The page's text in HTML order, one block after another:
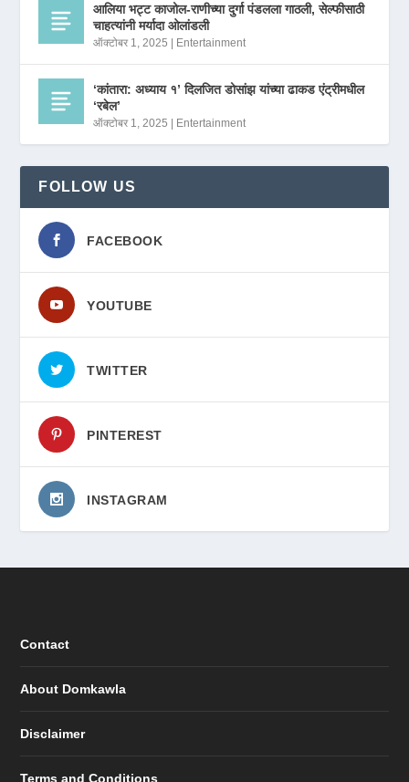
आलिया भट्ट काजोल-राणीच्या दुर्गा पंडलला गाठली, सेल्फीसाठी
चाहत्यांनी मर्यादा ओलांडली
ऑक्टोबर 1, 2025 | Entertainment
‘कांतारा: अध्याय १’ दिलजित डोसांझ यांच्या ढाकड एंट्रीमधील
‘रबेल’
ऑक्टोबर 1, 2025 | Entertainment
FOLLOW US
FACEBOOK
YOUTUBE
TWITTER
PINTEREST
INSTAGRAM
Contact
About Domkawla
Disclaimer
Terms and Conditions